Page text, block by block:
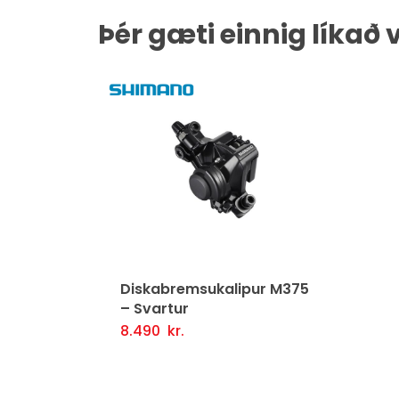
Þér gæti einnig líkað
Diskabremsukalipur M375
– Svartur
8.490 kr.
Setja Í Körfu